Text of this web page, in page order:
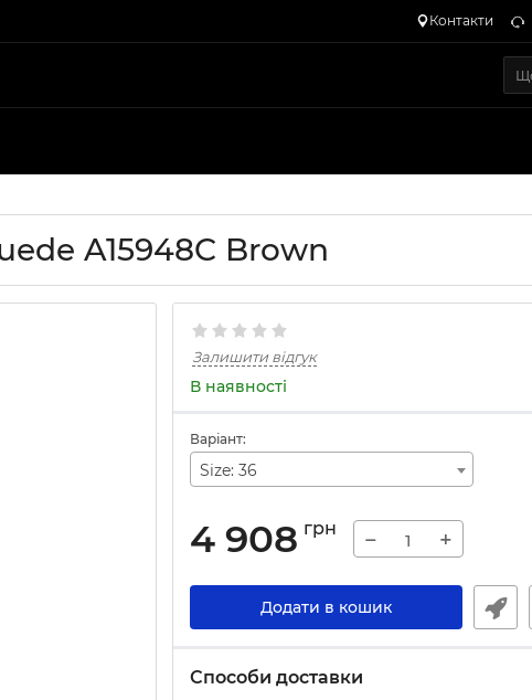
Контакти
A15948C Brown
Залишити відгук
В наявності
Варіант:
Size: 36
4 908 грн − +
Додати в кошик
Способи доставки